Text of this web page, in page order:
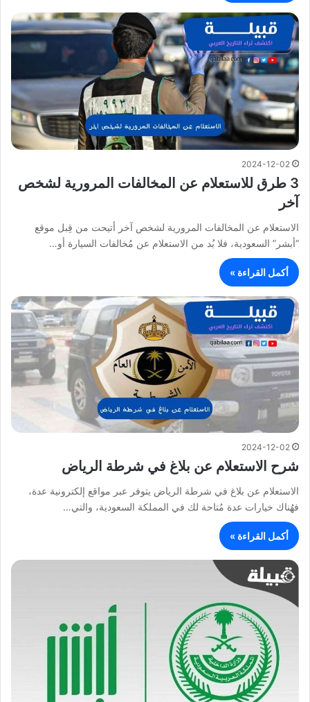
2024-12-02
3 طرق للاستعلام عن المخالفات المرورية لشخص
آخر
الاستعلام عن المخالفات المرورية لشخص آخر أتيحت من قِبل موقع
“أبشر” السعودية، فلا بُد من الاستعلام عن مُخالفات السيارة أو…
أكمل القراءة »
2024-12-02
شرح الاستعلام عن بلاغ في شرطة الرياض
الاستعلام عن بلاغ في شرطة الرياض يتوفر عبر مواقع إلكترونية عدة،
فهُناك خيارات عدة مُتاحة لك في المملكة السعودية، والتي…
أكمل القراءة »